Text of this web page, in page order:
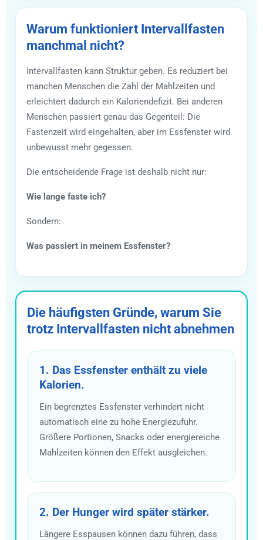
Warum funktioniert Intervallfasten
manchmal nicht?
Intervallfasten kann Struktur geben. Es reduziert bei
manchen Menschen die Zahl der Mahlzeiten und
erleichtert dadurch ein Kaloriendefizit. Bei anderen
Menschen passiert genau das Gegenteil: Die
Fastenzeit wird eingehalten, aber im Essfenster wird
unbewusst mehr gegessen.
Die entscheidende Frage ist deshalb nicht nur:
Wie lange faste ich?
Sondern:
Was passiert in meinem Essfenster?
Die häufigsten Gründe, warum Sie
trotz Intervallfasten nicht abnehmen
1. Das Essfenster enthält zu viele
Kalorien.
Ein begrenztes Essfenster verhindert nicht
automatisch eine zu hohe Energiezufuhr.
Größere Portionen, Snacks oder energiereiche
Mahlzeiten können den Effekt ausgleichen.
2. Der Hunger wird später stärker.
Längere Esspausen können dazu führen, dass